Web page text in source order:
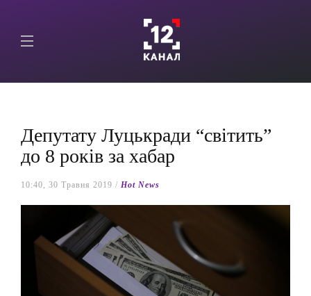
Депутату Луцькради “світить”
до 8 років за хабар
10:40, 30 Травня 2019 / Hot News